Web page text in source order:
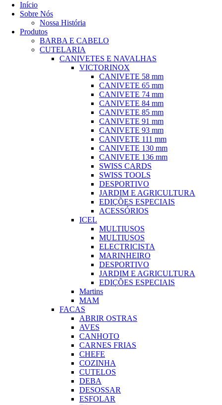
Início
Sobre Nós
Nossa História
Produtos
BARBA E CABELO
CUTELARIA
CANIVETES E NAVALHAS
VICTORINOX
CANIVETE 58 mm
CANIVETE 65 mm
CANIVETE 74 mm
CANIVETE 84 mm
CANIVETE 85 mm
CANIVETE 91 mm
CANIVETE 93 mm
CANIVETE 111 mm
CANIVETE 130 mm
CANIVETE 136 mm
SWISS CARDS
SWISS TOOLS
DESPORTIVO
JARDIM E AGRICULTURA
EDIÇÕES ESPECIAIS
ACESSÓRIOS
ICEL
MULTIUSOS
MULTIUSOS
ELECTRICISTA
MARINHEIRO
DESPORTIVO
JARDIM E AGRICULTURA
EDIÇÕES ESPECIAIS
Martins
MAM
FACAS
ABRIR OSTRAS
AVES
CANHOTO
CARNES FRIAS
CHEFE
COZINHA
CUTELOS
DEBA
DESOSSAR
ESFOLAR